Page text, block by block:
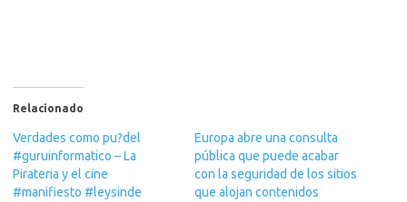
Relacionado
Verdades como pu?del
#guruinformatico – La
Pirateria y el cine
#manifiesto #leysinde
Europa abre una consulta
pública que puede acabar
con la seguridad de los sitios
que alojan contenidos